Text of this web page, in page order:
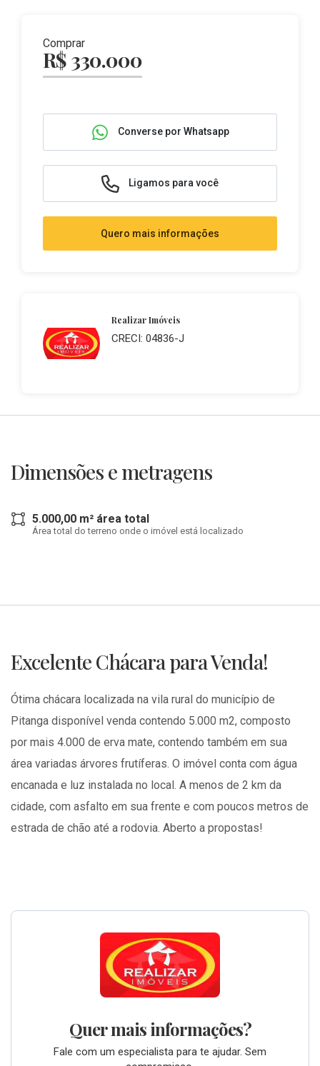
Comprar
R$ 330.000
Converse por Whatsapp
Ligamos para você
Quero mais informações
Realizar Imóveis
CRECI: 04836-J
Dimensões e metragens
5.000,00 m² área total
Área total do terreno onde o imóvel está localizado
Excelente Chácara para Venda!
Ótima chácara localizada na vila rural do município de
Pitanga disponível venda contendo 5.000 m2, composto
por mais 4.000 de erva mate, contendo também em sua
área variadas árvores frutíferas. O imóvel conta com água
encanada e luz instalada no local. A menos de 2 km da
cidade, com asfalto em sua frente e com poucos metros de
estrada de chão até a rodovia. Aberto a propostas!
Quer mais informações?
Fale com um especialista para te ajudar. Sem